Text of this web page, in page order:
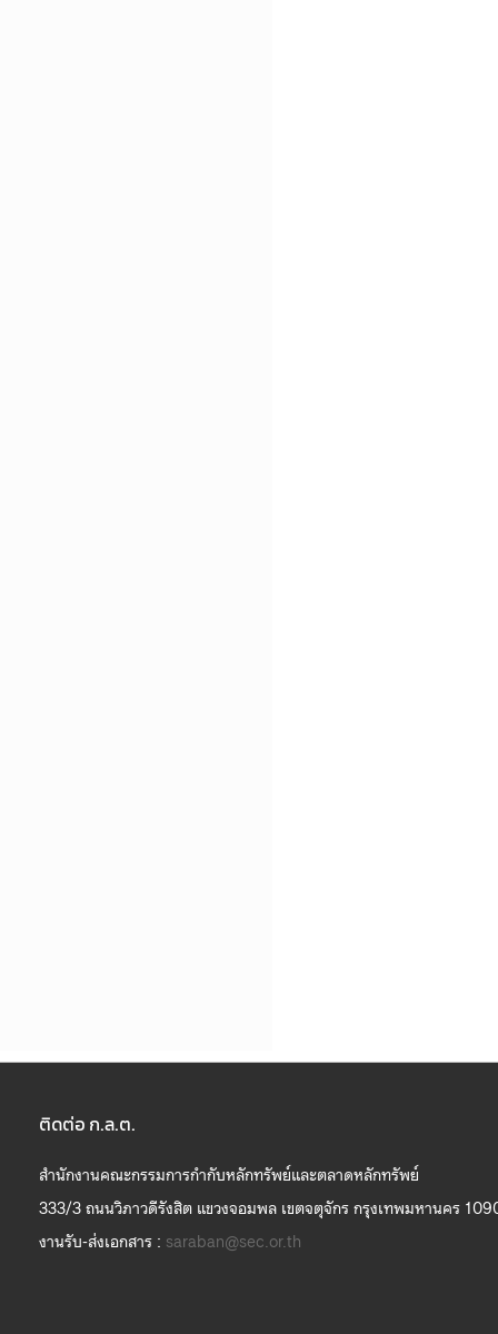
ติดต่อ ก.ล.ต.
สำนักงานคณะกรรมการกำกับหลักทรัพย์และตลาดหลักทรัพย์
333/3 ถนนวิภาวดีรังสิต แขวงจอมพล เขตจตุจักร กรุงเทพมหานคร
งานรับ-ส่งเอกสาร : saraban@sec.or.th